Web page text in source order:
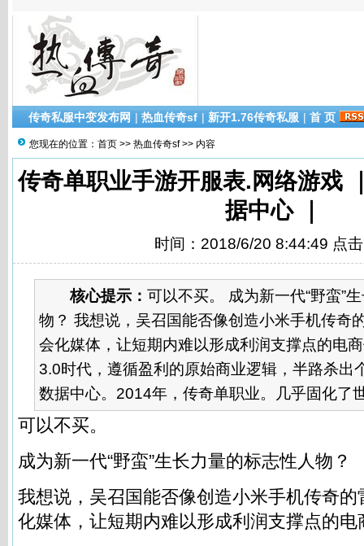
传奇私服中变发布网 | 热血传奇sf | 新开1.76传奇私服 | 首 页
您现在的位置： 首页 >> 热血传奇sf>> 内容
传奇单职业手游开服表.网络游戏
据中心 ｜
时间：2018/6/20 8:44:49 点
核心提示： 可以不买。 成为新一代“野蛮”
物？ 我想说，吴召国能否像创造小米手机传奇
会化媒体，让短期内难以形成利润支撑点的电
3.0时代，遵循盈利的原始商业逻辑，半路杀
数据中心。2014年，传奇单职业。几乎固化了
可以不买。
成为新一代“野蛮”生长力量的标志性人物？
我想说，吴召国能否像创造小米手机传奇
化媒体，让短期内难以形成利润支撑点的电